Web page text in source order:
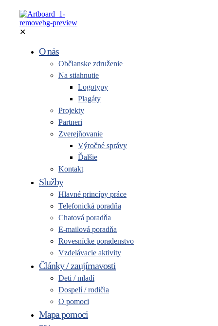
✕
O nás
Občianske združenie
Na stiahnutie
Logotypy
Plagáty
Projekty
Partneri
Zverejňovanie
Výročné správy
Ďalšie
Kontakt
Služby
Hlavné princípy práce
Telefonická poradňa
Chatová poradňa
E-mailová poradňa
Rovesnícke poradenstvo
Vzdelávacie aktivity
Články / zaujímavosti
Deti / mladí
Dospelí / rodičia
O pomoci
Mapa pomoci